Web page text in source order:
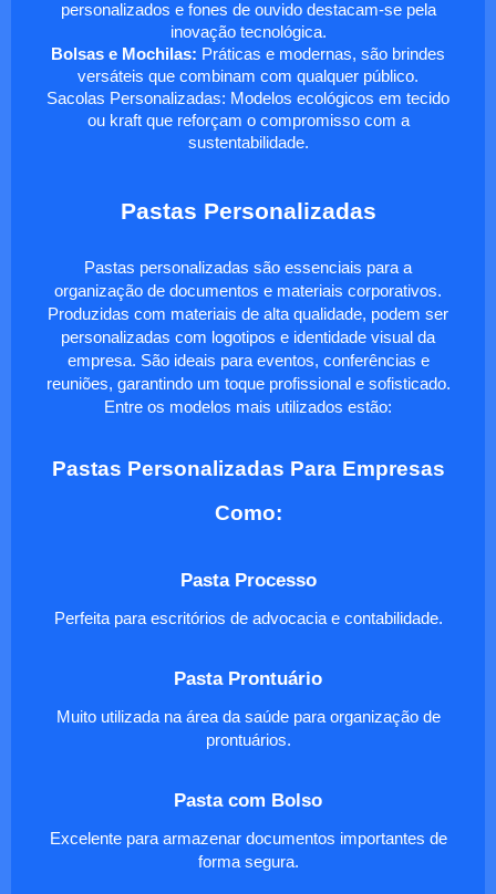
personalizados e fones de ouvido destacam-se pela
inovação tecnológica.
Bolsas e Mochilas: Práticas e modernas, são brindes
versáteis que combinam com qualquer público.
Sacolas Personalizadas: Modelos ecológicos em tecido
ou kraft que reforçam o compromisso com a
sustentabilidade.
Pastas Personalizadas
Pastas personalizadas são essenciais para a
organização de documentos e materiais corporativos.
Produzidas com materiais de alta qualidade, podem ser
personalizadas com logotipos e identidade visual da
empresa. São ideais para eventos, conferências e
reuniões, garantindo um toque profissional e sofisticado.
Entre os modelos mais utilizados estão:
Pastas Personalizadas Para Empresas
Como:
Pasta Processo
Perfeita para escritórios de advocacia e contabilidade.
Pasta Prontuário
Muito utilizada na área da saúde para organização de
prontuários.
Pasta com Bolso
Excelente para armazenar documentos importantes de
forma segura.